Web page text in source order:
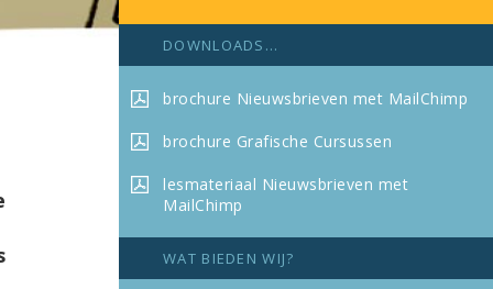
DOWNLOADS...
brochure Nieuwsbrieven met MailChimp
brochure Grafische Cursussen
lesmateriaal Nieuwsbrieven met
MailChimp
WAT BIEDEN WIJ?